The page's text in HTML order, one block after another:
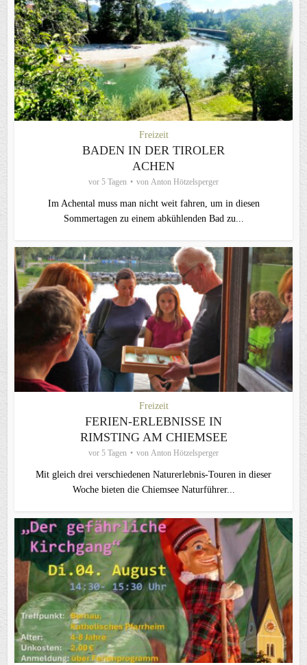
Freizeit
BADEN IN DER TIROLER
ACHEN
vor 5 Tagen von Anton Hötzelsperger
Im Achental muss man nicht weit fahren, um in diesen
Sommertagen zu einem abkühlenden Bad zu...
Freizeit
FERIEN-ERLEBNISSE IN
RIMSTING AM CHIEMSEE
vor 5 Tagen von Anton Hötzelsperger
Mit gleich drei verschiedenen Naturerlebnis-Touren in dieser
Woche bieten die Chiemsee Naturführer...